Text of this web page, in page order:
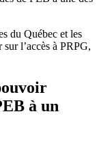
du Québec et les
l’accès à PRPG,
à un